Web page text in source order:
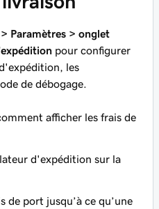
Paramètres > onglet
pour configurer
les
de débogage.
afficher les frais de
d'expédition sur la
de port jusqu’à ce qu’une